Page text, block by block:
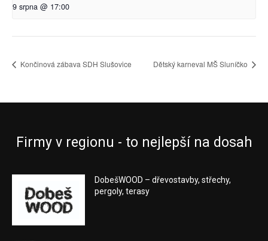
9 srpna @ 17:00
Končinová zábava SDH Slušovice Dětský karneval MŠ Sluníčko
Firmy v regionu - to nejlepší na dosah
DobešWOOD – dřevostavby, střechy,
pergoly, terasy